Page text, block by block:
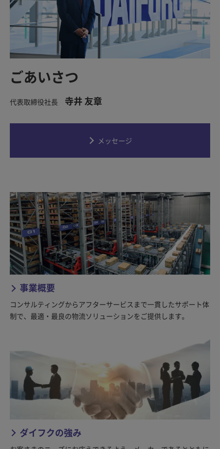
ごあいさつ
代表取締役社長 寺井 友章
メッセージ
事業概要
コンサルティングからアフターサービスまで一貫したサポート体
制で、最適・最良の物流ソリューションをご提供します。
ダイフクの強み